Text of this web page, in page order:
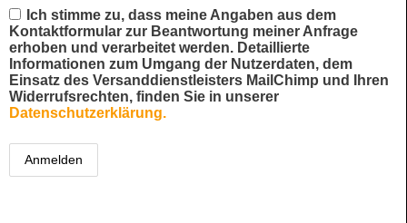
Ich stimme zu, dass meine Angaben aus dem
Kontaktformular zur Beantwortung meiner Anfrage
erhoben und verarbeitet werden. Detaillierte
Informationen zum Umgang der Nutzerdaten, dem
Einsatz des Versanddienstleisters MailChimp und Ihren
Widerrufsrechten, finden Sie in unserer
Datenschutzerklärung.